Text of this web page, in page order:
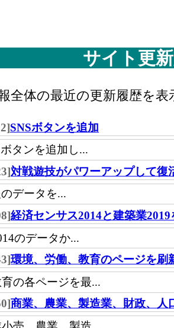
サイト更
全体の最近の更新履歴を表
SNSボタンを追加
タンを追加し...
対戦遊技がパワーアップして復
データを...
経済センサス2014と建築業2019
のデータか...
環境、労働、教育のページを刷
の各ページを最...
商業、農業、製造業、財政、人